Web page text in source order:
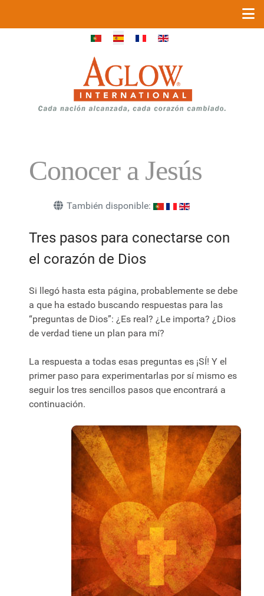
Conocer a Jesús
También disponible:
Tres pasos para conectarse con
el corazón de Dios
Si llegó hasta esta página, probablemente se debe
a que ha estado buscando respuestas para las
“preguntas de Dios”: ¿Es real? ¿Le importa? ¿Dios
de verdad tiene un plan para mí?
La respuesta a todas esas preguntas es ¡SÍ! Y el
primer paso para experimentarlas por sí mismo es
seguir los tres sencillos pasos que encontrará a
continuación.